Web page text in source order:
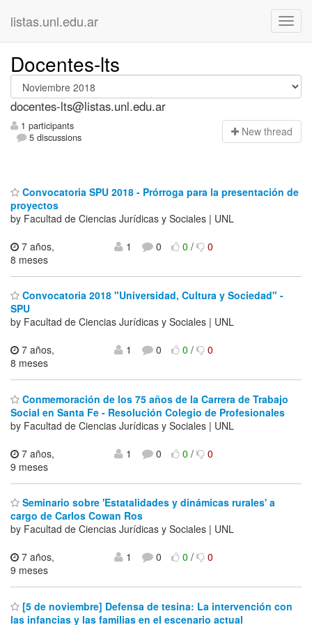
listas.unl.edu.ar
Docentes-lts
docentes-lts@listas.unl.edu.ar
1 participants
5 discussions
New thread
Convocatoria SPU 2018 - Prórroga para la presentación de
proyectos
by Facultad de Ciencias Jurídicas y Sociales | UNL
7 años,
8 meses
1 0 0/ 0
Convocatoria 2018 "Universidad, Cultura y Sociedad" -
SPU
by Facultad de Ciencias Jurídicas y Sociales | UNL
7 años,
8 meses
1 0 0/ 0
Conmemoración de los 75 años de la Carrera de Trabajo
Social en Santa Fe - Resolución Colegio de Profesionales
by Facultad de Ciencias Jurídicas y Sociales | UNL
7 años,
9 meses
1 0 0/ 0
Seminario sobre 'Estatalidades y dinámicas rurales' a
cargo de Carlos Cowan Ros
by Facultad de Ciencias Jurídicas y Sociales | UNL
7 años,
9 meses
1 0 0/ 0
[5 de noviembre] Defensa de tesina: La intervención con
las infancias y las familias en el escenario actual